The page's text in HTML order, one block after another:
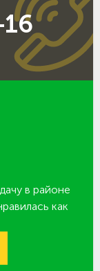
в районе
как